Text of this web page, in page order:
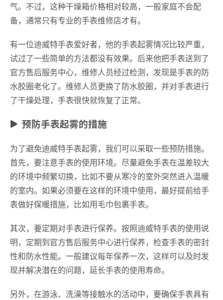
气。不过，这种干燥箱价格相对较高，一般家庭不会配
备，通常只有专业的手表维修店才有。
有一位迪威特手表爱好者，他的手表起雾情况比较严重，
试过了一些简单的方法都没有效果。后来他把手表送到了
官方售后服务中心，维修人员经过检测，发现是手表的防
水胶圈老化了。维修人员更换了防水胶圈，并对手表进行
了干燥处理，手表很快就恢复了正常。
预防手表起雾的措施
为了避免迪威特手表起雾，我们可以采取一些预防措施。
首先，要注意手表的使用环境。尽量避免手表在温差较大
的环境中频繁切换，比如不要从寒冷的室外突然进入温暖
的室内。如果必须要在这样的环境中使用，最好提前给手
表做好保暖措施，比如用毛巾包裹手表。
其次，要定期对手表进行保养。按照迪威特手表的使用说
明，定期到官方售后服务中心进行保养，检查手表的密封
性和防水性能。一般建议每年保养一次，这样可以及时发
现并解决潜在的问题，延长手表的使用寿命。
另外，在游泳、洗澡等接触水的活动中，要确保手表具有